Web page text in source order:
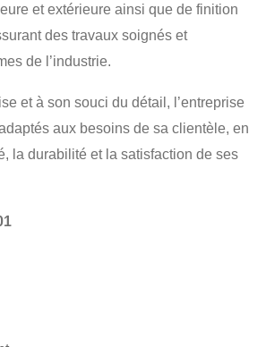
et extérieure ainsi que de finition
des travaux soignés et
de l’industrie.
et à son souci du détail, l’entreprise
aux besoins de sa clientèle, en
la durabilité et la satisfaction de ses